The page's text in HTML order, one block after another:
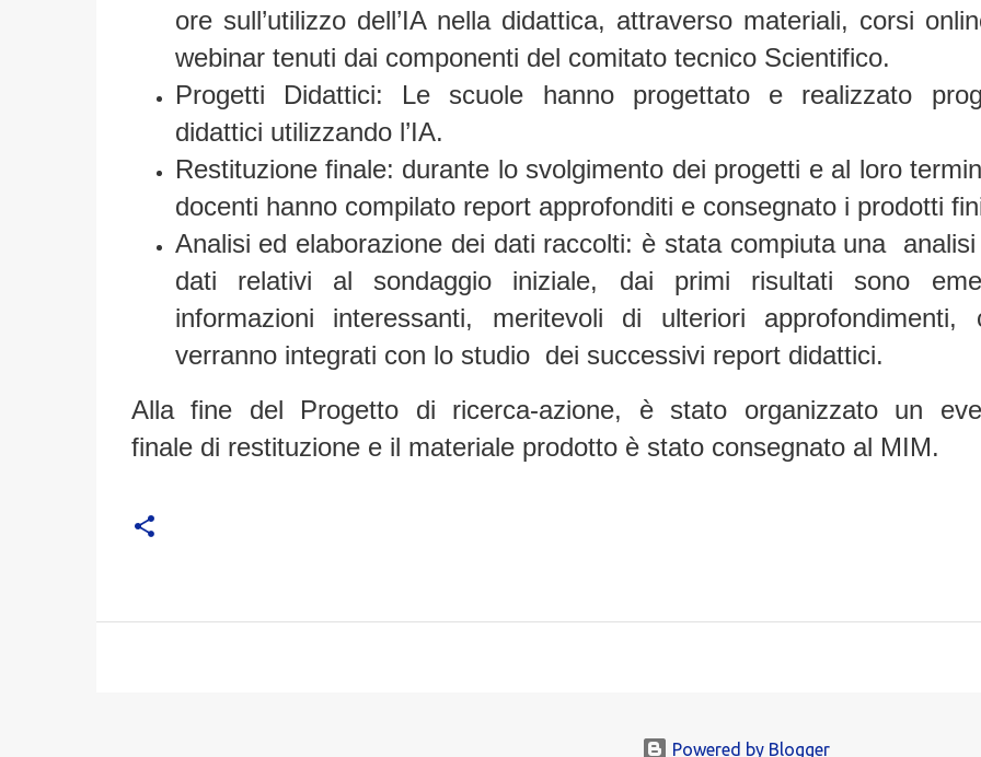
ore sull’utilizzo dell’IA nella didattica, attraverso materiali, corsi
webinar tenuti dai componenti del comitato tecnico Scientifico.
Progetti Didattici: Le scuole hanno progettato e realizzato
didattici utilizzando l’IA.
Restituzione finale: durante lo svolgimento dei progetti e al loro
docenti hanno compilato report approfonditi e consegnato i prodotti
Analisi ed elaborazione dei dati raccolti: è stata compiuta una analisi
dati relativi al sondaggio iniziale, dai primi risultati sono
informazioni interessanti, meritevoli di ulteriori approfondimenti,
verranno integrati con lo studio dei successivi report didattici.
Alla fine del Progetto di ricerca-azione, è stato organizzato un
finale di restituzione e il materiale prodotto è stato consegnato al MIM.
Powered by Blogger